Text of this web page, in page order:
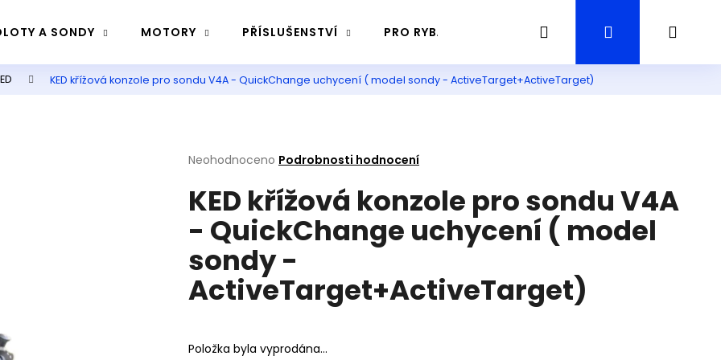
A SONDY MOTORY PŘÍSLUŠENSTVÍ PRO RYBÁŘE PRŮVODCE / GUIDING RYBAŘENÍ
Hledat Přihlášení
KED křížová konzole pro sondu V4A - QuickChange uchycení ( model sondy - ActiveTarget+ActiveTarget)
Průměrné
produktu
je
z
5
hvězdiček.
Neohodnoceno Podrobnosti hodnocení
KED křížová konzole pro sondu V4A
- QuickChange uchycení ( model
sondy -
ActiveTarget+ActiveTarget)
Položka byla vyprodána…
Co potřebujete najít?